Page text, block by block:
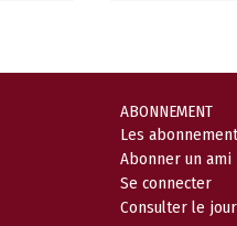
ABONNEMENT
Les
Abonner un ami
Se connecter
Consulter le